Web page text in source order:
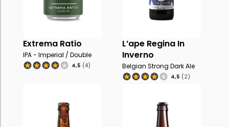
Extrema Ratio
IPA - Imperial / Double
4,5 (4)
L’ape Regina In
Inverno
Belgian Strong Dark Ale
4,5 (2)